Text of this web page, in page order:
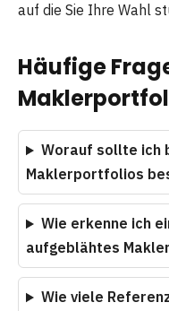
auf die Sie Ihre Wahl
Häufige
Worauf sollte ich
Maklerportfolios
Wie erkenne ich
aufgeblähtes
Wie viele